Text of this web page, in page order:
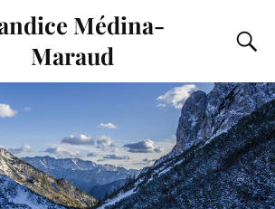
Médina-
Maraud